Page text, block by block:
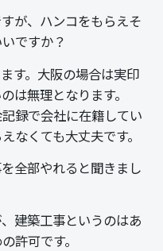
が、ハンコをもらえそ
ですか？
す。大阪の場合は実印
は無理となります。
録で会社に在籍してい
なくても大丈夫です。
全部やれると聞きまし
建築工事というのはあ
許可です。